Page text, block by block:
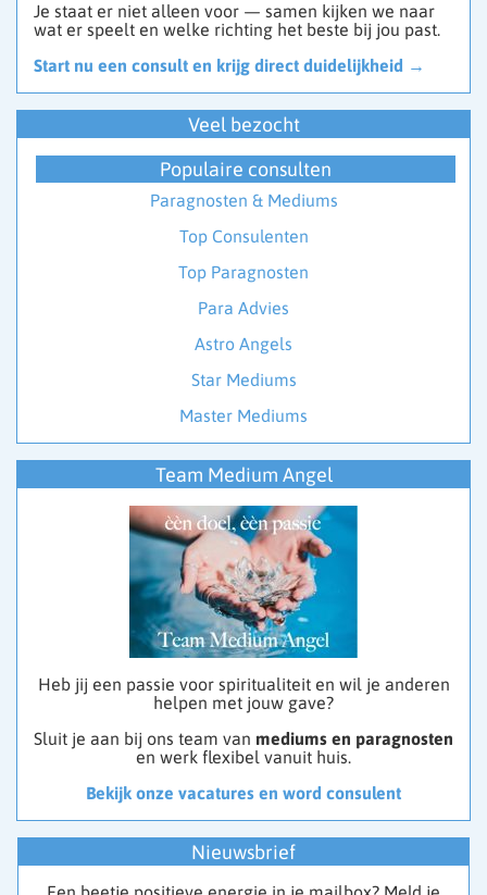
Je staat er niet alleen voor — samen kijken we naar
wat er speelt en welke richting het beste bij jou past.
Start nu een consult en krijg direct duidelijkheid →
Veel bezocht
Populaire consulten
Paragnosten & Mediums
Top Consulenten
Top Paragnosten
Para Advies
Astro Angels
Star Mediums
Master Mediums
Team Medium Angel
Heb jij een passie voor spiritualiteit en wil je anderen
helpen met jouw gave?
Sluit je aan bij ons team van mediums en paragnosten
en werk flexibel vanuit huis.
Bekijk onze vacatures en word consulent
Nieuwsbrief